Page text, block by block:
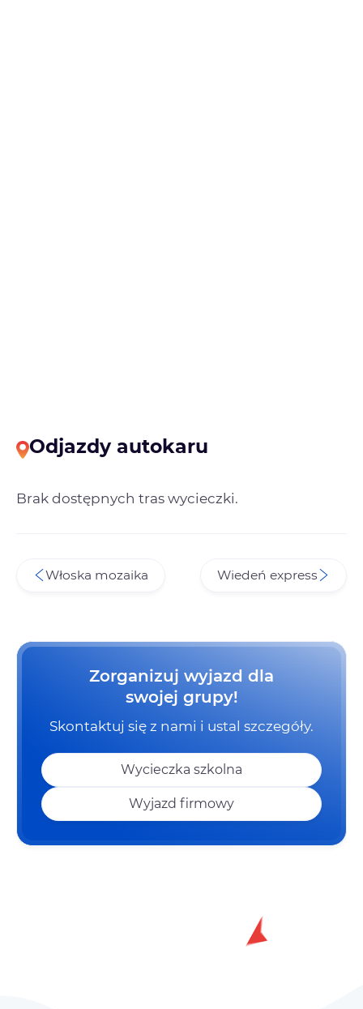
Odjazdy autokaru
Brak dostępnych tras wycieczki.
Włoska mozaika Wiedeń express
Zorganizuj wyjazd dla
swojej grupy!
Skontaktuj się z nami i ustal szczegóły.
Wycieczka szkolna
Wyjazd firmowy